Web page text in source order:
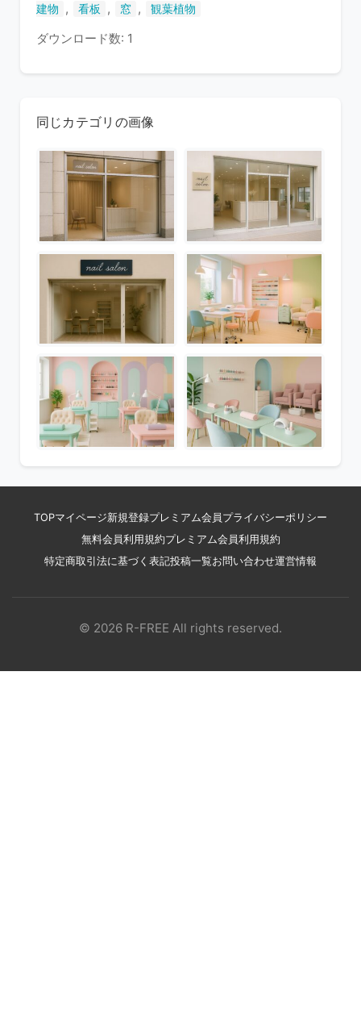
建物
, 看板 , 窓 , 観葉植物
ダウンロード数: 1
同じカテゴリの画像
TOPマイページ新規登録プレミアム会員 プライバシーポリシー
無料会員利用規約プレミアム会員利用規約
特定商取引法に基づく表記投稿一覧お問い合わせ運営情報
© 2026 R-FREE All rights reserved.